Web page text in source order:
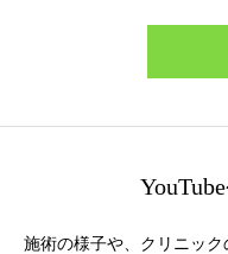
施術の様子や、クリニッ